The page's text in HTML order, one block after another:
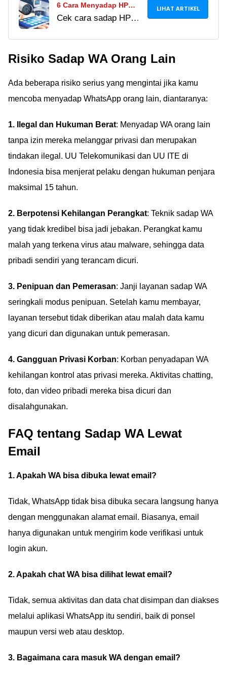
6 Cara Menyadap HP
Tanpa Ketahuan Jarak
Cek cara sadap HP
ribet. Simak
LIHAT ARTIKEL
Risiko Sadap WA Orang Lain
Ada beberapa risiko serius yang mengintai jika kamu
mencoba menyadap WhatsApp orang lain, diantaranya:
1. Ilegal dan Hukuman Berat: Menyadap WA orang lain
tanpa izin mereka melanggar privasi dan merupakan
tindakan ilegal. UU Telekomunikasi dan UU ITE di
Indonesia bisa menjerat pelaku dengan hukuman penjara
maksimal 15 tahun.
2. Berpotensi Kehilangan Perangkat: Teknik sadap WA
yang tidak kredibel bisa jadi jebakan. Perangkat kamu
malah yang terkena virus atau malware, sehingga data
pribadi sendiri yang terancam dicuri.
3. Penipuan dan Pemerasan: Janji layanan sadap WA
seringkali modus penipuan. Setelah kamu membayar,
layanan tersebut tidak diberikan atau malah data kamu
yang dicuri dan digunakan untuk pemerasan.
4. Gangguan Privasi Korban: Korban penyadapan WA
kehilangan kontrol atas privasi mereka. Aktivitas chatting,
foto, dan video pribadi mereka bisa dicuri dan
disalahgunakan.
FAQ tentang Sadap WA Lewat
Email
1. Apakah WA bisa dibuka lewat email?
Tidak, WhatsApp tidak bisa dibuka secara langsung hanya
dengan menggunakan alamat email. Biasanya, email
hanya digunakan untuk mengirim kode verifikasi untuk
login akun.
2. Apakah chat WA bisa dilihat lewat email?
Tidak, semua aktivitas dan data chat disimpan dan diakses
melalui aplikasi WhatsApp itu sendiri, baik di ponsel
maupun versi web atau desktop.
3. Bagaimana cara masuk WA dengan email?